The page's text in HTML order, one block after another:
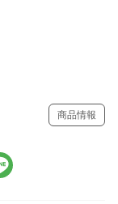
商品情報